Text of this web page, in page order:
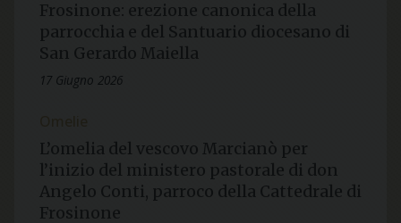
Frosinone: erezione canonica della
parrocchia e del Santuario diocesano di
San Gerardo Maiella
17 Giugno 2026
L’omelia del vescovo Marcianò per
l’inizio del ministero pastorale di don
Angelo Conti, parroco della Cattedrale di
Frosinone